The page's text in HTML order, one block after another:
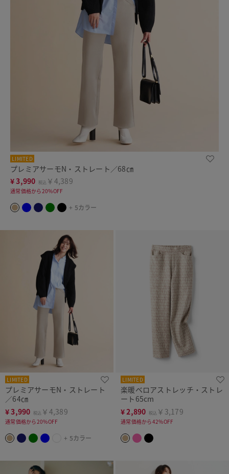
LIMITED
プレミアサーモN・ストレート／68㎝
¥3,990 税込 ￥4,389
通常価格から20%OFF
+ 5カラー
LIMITED
プレミアサーモN・ストレート
／64㎝
¥3,990 税込 ￥4,389
通常価格から20%OFF
+ 5カラー
LIMITED
楽暖ベロアストレッチ・ストレ
ート65cm
¥2,890 税込 ￥3,179
通常価格から42%OFF